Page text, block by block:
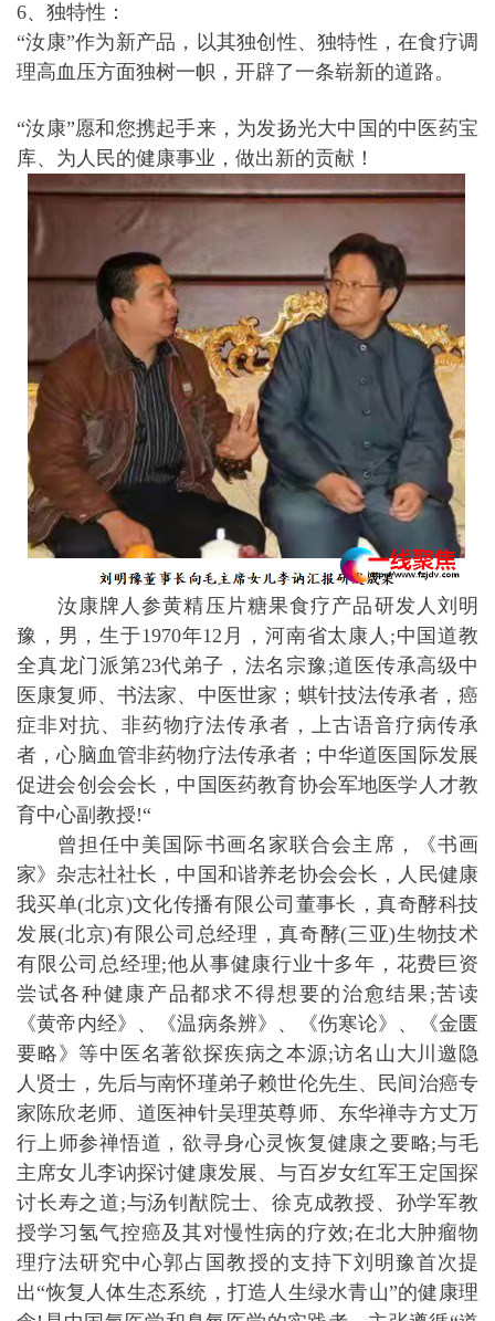
6、独特性：
“汝康”作为新产品，以其独创性、独特性，在食疗调
理高血压方面独树一帜，开辟了一条崭新的道路。
“汝康”愿和您携起手来，为发扬光大中国的中医药宝
库、为人民的健康事业，做出新的贡献！
汝康牌人参黄精压片糖果食疗产品研发人刘明
豫，男，生于1970年12月，河南省太康人;中国道教
全真龙门派第23代弟子，法名宗豫;道医传承高级中
医康复师、书法家、中医世家；蜞针技法传承者，癌
症非对抗、非药物疗法传承者，上古语音疗病传承
者，心脑血管非药物疗法传承者；中华道医国际发展
促进会创会会长，中国医药教育协会军地医学人才教
育中心副教授!“
曾担任中美国际书画名家联合会主席，《书画
家》杂志社社长，中国和谐养老协会会长，人民健康
我买单(北京)文化传播有限公司董事长，真奇酵科技
发展(北京)有限公司总经理，真奇酵(三亚)生物技术
有限公司总经理;他从事健康行业十多年，花费巨资
尝试各种健康产品都求不得想要的治愈结果;苦读
《黄帝内经》、《温病条辨》、《伤寒论》、《金匮
要略》等中医名著欲探疾病之本源;访名山大川邀隐
人贤士，先后与南怀瑾弟子赖世伦先生、民间治癌专
家陈欣老师、道医神针吴理英尊师、东华禅寺方丈万
行上师参禅悟道，欲寻身心灵恢复健康之要略;与毛
主席女儿李讷探讨健康发展、与百岁女红军王定国探
讨长寿之道;与汤钊猷院士、徐克成教授、孙学军教
授学习氢气控癌及其对慢性病的疗效;在北大肿瘤物
理疗法研究中心郭占国教授的支持下刘明豫首次提
出“恢复人体生态系统，打造人生绿水青山”的健康理